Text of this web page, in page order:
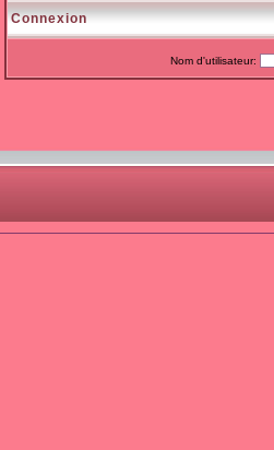
Connexion
Nom d'utilisateur: